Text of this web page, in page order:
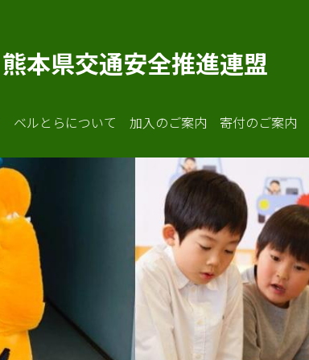
熊本県交通安全推進連盟
ベルとらについて 加入のご案内 寄付のご案内